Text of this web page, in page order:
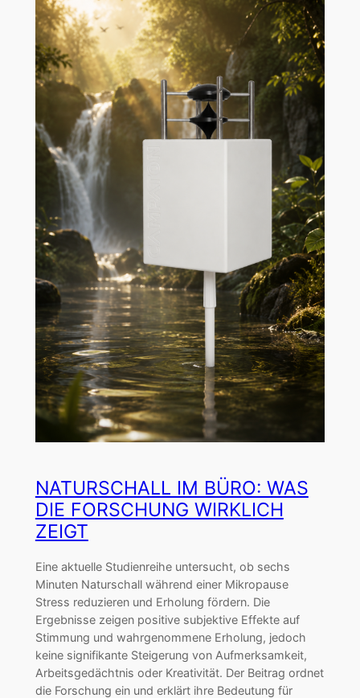
NATURSCHALL IM BÜRO: WAS
DIE FORSCHUNG WIRKLICH
ZEIGT
Eine aktuelle Studienreihe untersucht, ob sechs
Minuten Naturschall während einer Mikropause
Stress reduzieren und Erholung fördern. Die
Ergebnisse zeigen positive subjektive Effekte auf
Stimmung und wahrgenommene Erholung, jedoch
keine signifikante Steigerung von Aufmerksamkeit,
Arbeitsgedächtnis oder Kreativität. Der Beitrag ordnet
die Forschung ein und erklärt ihre Bedeutung für